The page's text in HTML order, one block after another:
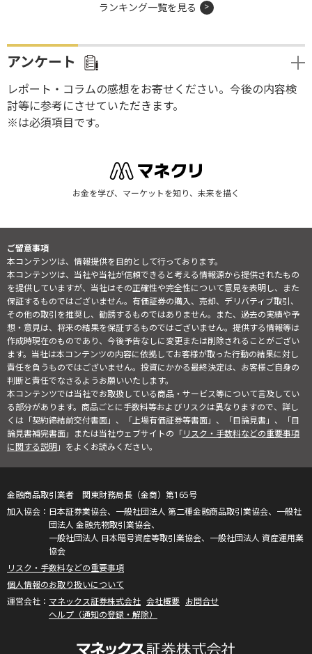
ランキング一覧を見る
アンケート
レポート・コラムの感想をお寄せください。今後の内容検
討等に参考にさせていただきます。
※は必須項目です。
お金を学び、マーケットを知り、未来を描く
ご留意事項
本コンテンツは、情報提供を目的として行っております。
本コンテンツは、当社や当社が信頼できると考える情報源から提供されたもの
を提供していますが、当社はその正確性や完全性について意見を表明し、また
保証するものではございません。有価証券の購入、売却、デリバティブ取引、
その他の取引を推奨し、勧誘するものではありません。また、過去の実績や予
想・意見は、将来の結果を保証するものではございません。提供する情報等は
作成時現在のものであり、今後予告なしに変更または削除されることがござい
ます。当社は本コンテンツの内容に依拠してお客様が取った行動の結果に対し
責任を負うものではございません。投資にかかる最終決定は、お客様ご自身の
判断と責任でなさるようお願いいたします。
本コンテンツでは当社でお取扱している商品・サービス等について言及してい
る部分があります。商品ごとに手数料等およびリスクは異なりますので、詳し
くは「契約締結前交付書面」、「上場有価証券等書面」、「目論見書」、「目
論見書補完書面」または当社ウェブサイトの「リスク・手数料などの重要事項
に関する説明」をよくお読みください。
金融商品取引業者 関東財務局長（金商）第165号
日本証券業協会、一般社団法人 第二種金融商品取引業協会、一般社
団法人 金融先物取引業協会、
一般社団法人 日本暗号資産等取引業協会、一般社団法人 資産運用業
協会
リスク・手数料などの重要事項
個人情報のお取り扱いについて
マネックス証券株式会社 会社概要 お問合せ
ヘルプ（通知の登録・解除）